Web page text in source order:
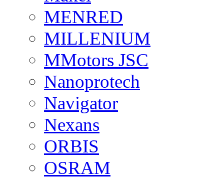
MENRED
MILLENIUM
MMotors JSC
Nanoprotech
Navigator
Nexans
ORBIS
OSRAM